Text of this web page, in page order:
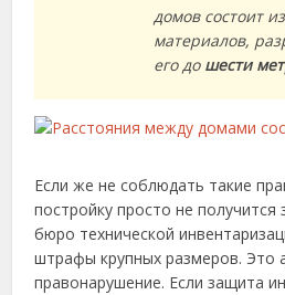
домов состоит
материалов,
его до шести
Если же не соблюдать такие
постройку просто не получится
бюро технической
штрафы крупных размеров. Это
правонарушение. Если защита